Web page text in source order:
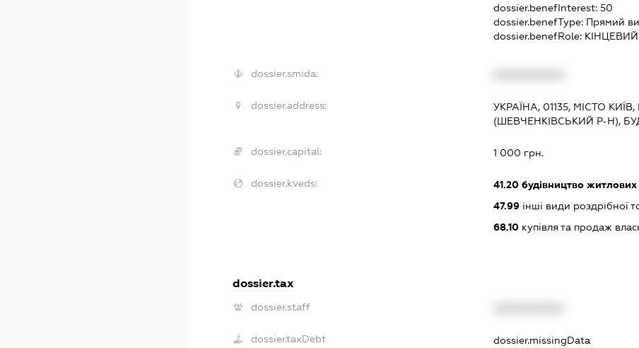
dossier.benefInterest:50
dossier.benefType: Прямий
dossier.benefRole:
dossier.smida:
dossier.address:
УКРАЇНА, 01135, МІСТО
(ШЕВЧЕНКІВСЬКИЙ Р-Н),
dossier.capital: 1 000 грн.
dossier.kveds: 41.20 будівництво
47.99 інші види роздрібної
68.10 купівля та продаж
dossier.tax
dossier.staff
dossier.taxDebt dossier.missingData